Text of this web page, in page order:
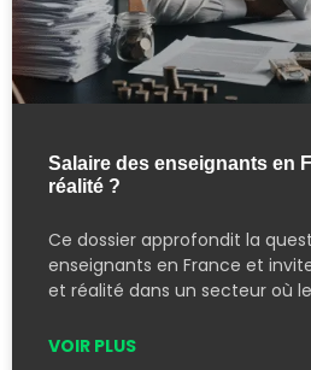
Salaire des enseignants en
réalité ?
Ce dossier approfondit la
enseignants en France et
et réalité dans un secteur où
VOIR PLUS